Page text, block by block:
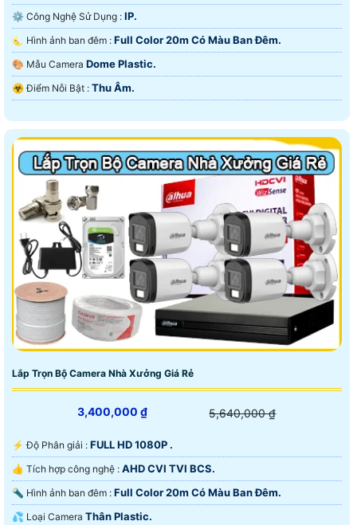
⚙ Công Nghệ Sử Dụng : IP.
🌜 Hình ảnh ban đêm : Full Color 20m Có Màu Ban Ðêm.
🎨 Mẫu Camera Dome Plastic.
️☣️ Điểm Nỗi Bật : Thu Âm.
Lắp Trọn Bộ Camera Nhà Xưởng Giá Rẻ
3,400,000 ₫ 5,640,000 ₫
️⚡ Độ Phân giải : FULL HD 1080P .
👍 Tích hợp công nghệ : AHD CVI TVI BCS.
🔦 Hình ảnh ban đêm : Full Color 20m Có Màu Ban Ðêm.
💦 Loại Camera Thân Plastic.